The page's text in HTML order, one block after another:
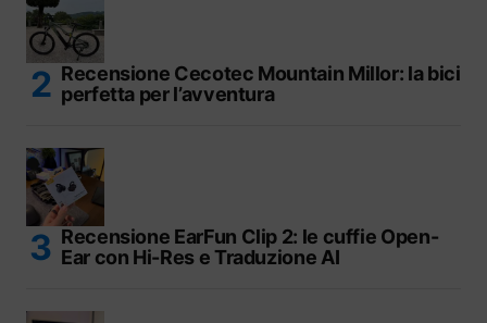
Recensione Cecotec Mountain Millor: la bici
perfetta per l’avventura
Recensione EarFun Clip 2: le cuffie Open-
Ear con Hi-Res e Traduzione AI